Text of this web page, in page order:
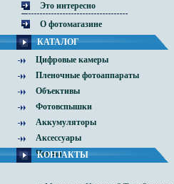
Это интересно
О фотомагазине
КАТАЛОГ
Цифровые камеры
Пленочные фотоаппараты
Объективы
Фотовспышки
Аккумуляторы
Аксессуары
Чехлы
КОНТАКТЫ